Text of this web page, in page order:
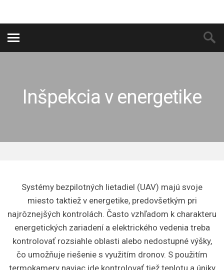
Inšpekcia v energetike
Google+
Email
Systémy bezpilotných lietadiel (UAV) majú svoje
miesto taktiež v energetike, predovšetkým pri
najrôznejšých kontrolách. Často vzhľadom k charakteru
energetických zariadení a elektrického vedenia treba
kontrolovať rozsiahle oblasti alebo nedostupné výšky,
čo umožňuje riešenie s využitím dronov. S použitím
termokamery naviac ide kontrolovať tiež teplotu a úniky